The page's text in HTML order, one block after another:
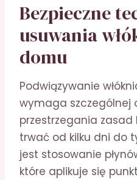
Bezpieczne
usuwania
domu
Podwiązywanie
wymaga szczególnej
przestrzegania zasad
trwać od kilku dni do
jest stosowanie
które aplikuje się